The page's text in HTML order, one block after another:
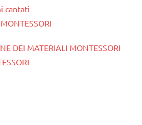
cantati
DEI MATERIALI MONTESSORI